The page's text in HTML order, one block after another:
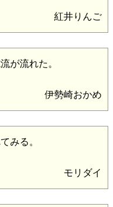
紅井りんご
が流れた。
伊勢崎おかめ
みる。
モリダイ